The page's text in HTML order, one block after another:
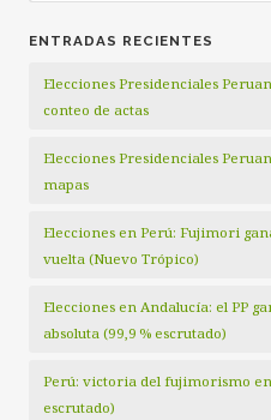
ENTRADAS RECIENTES
Elecciones Presidenciales
conteo de actas
Elecciones Presidenciales
mapas
Elecciones en Perú: Fujimori
vuelta (Nuevo Trópico)
Elecciones en Andalucía: el PP
absoluta (99,9 % escrutado)
Perú: victoria del fujimorismo
escrutado)